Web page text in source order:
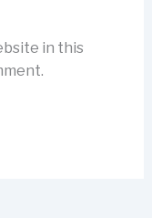
in this